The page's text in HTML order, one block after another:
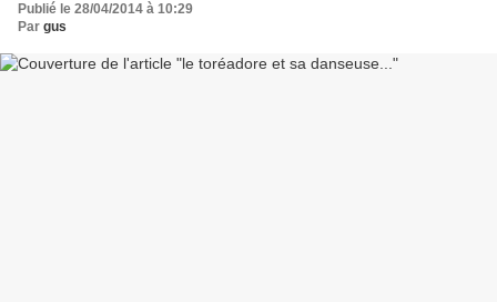
Publié le 28/04/2014 à 10:29
Par gus